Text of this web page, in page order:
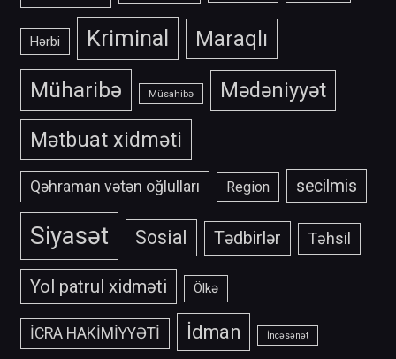
Hərbi Kriminal Maraqlı
Müharibə Müsahibə
Mədəniyyət
Mətbuat xidməti
Qəhraman vətən oğlulları Region secilmis
Siyasət Sosial Tədbirlər Təhsil
Yol patrul xidməti Ölkə
İCRA HAKİMİYYƏTİ İdman İncəsənət